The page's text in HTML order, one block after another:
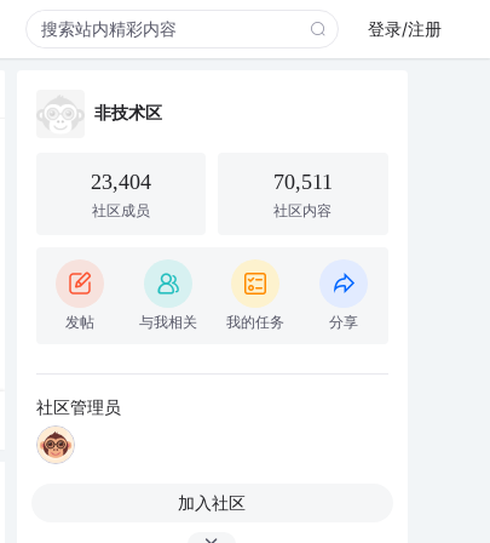
登录/注册
非技术区
23,404
社区成员
70,511
社区内容
发帖 与我相关 我的任务 分享
社区管理员
加入社区